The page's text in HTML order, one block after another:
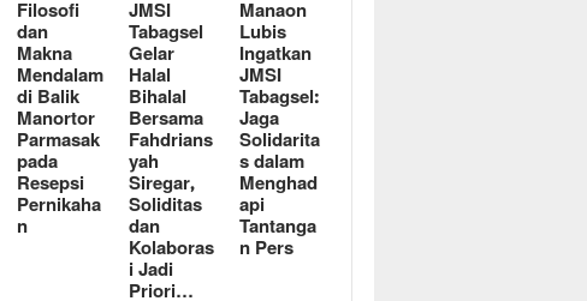
Filosofi
dan
Makna
Mendalam
di Balik
Manortor
Parmasak
pada
Resepsi
Pernikaha
n
JMSI
Tabagsel
Gelar
Halal
Bihalal
Bersama
Fahdrians
yah
Siregar,
Soliditas
dan
Kolaboras
i Jadi
Priori…
Manaon
Lubis
Ingatkan
JMSI
Tabagsel:
Jaga
Solidarita
s dalam
Menghad
api
Tantanga
n Pers